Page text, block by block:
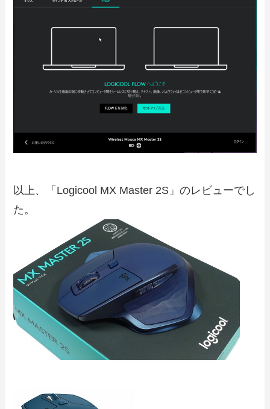
以上、「Logicool MX Master 2S」のレビューでし
た。